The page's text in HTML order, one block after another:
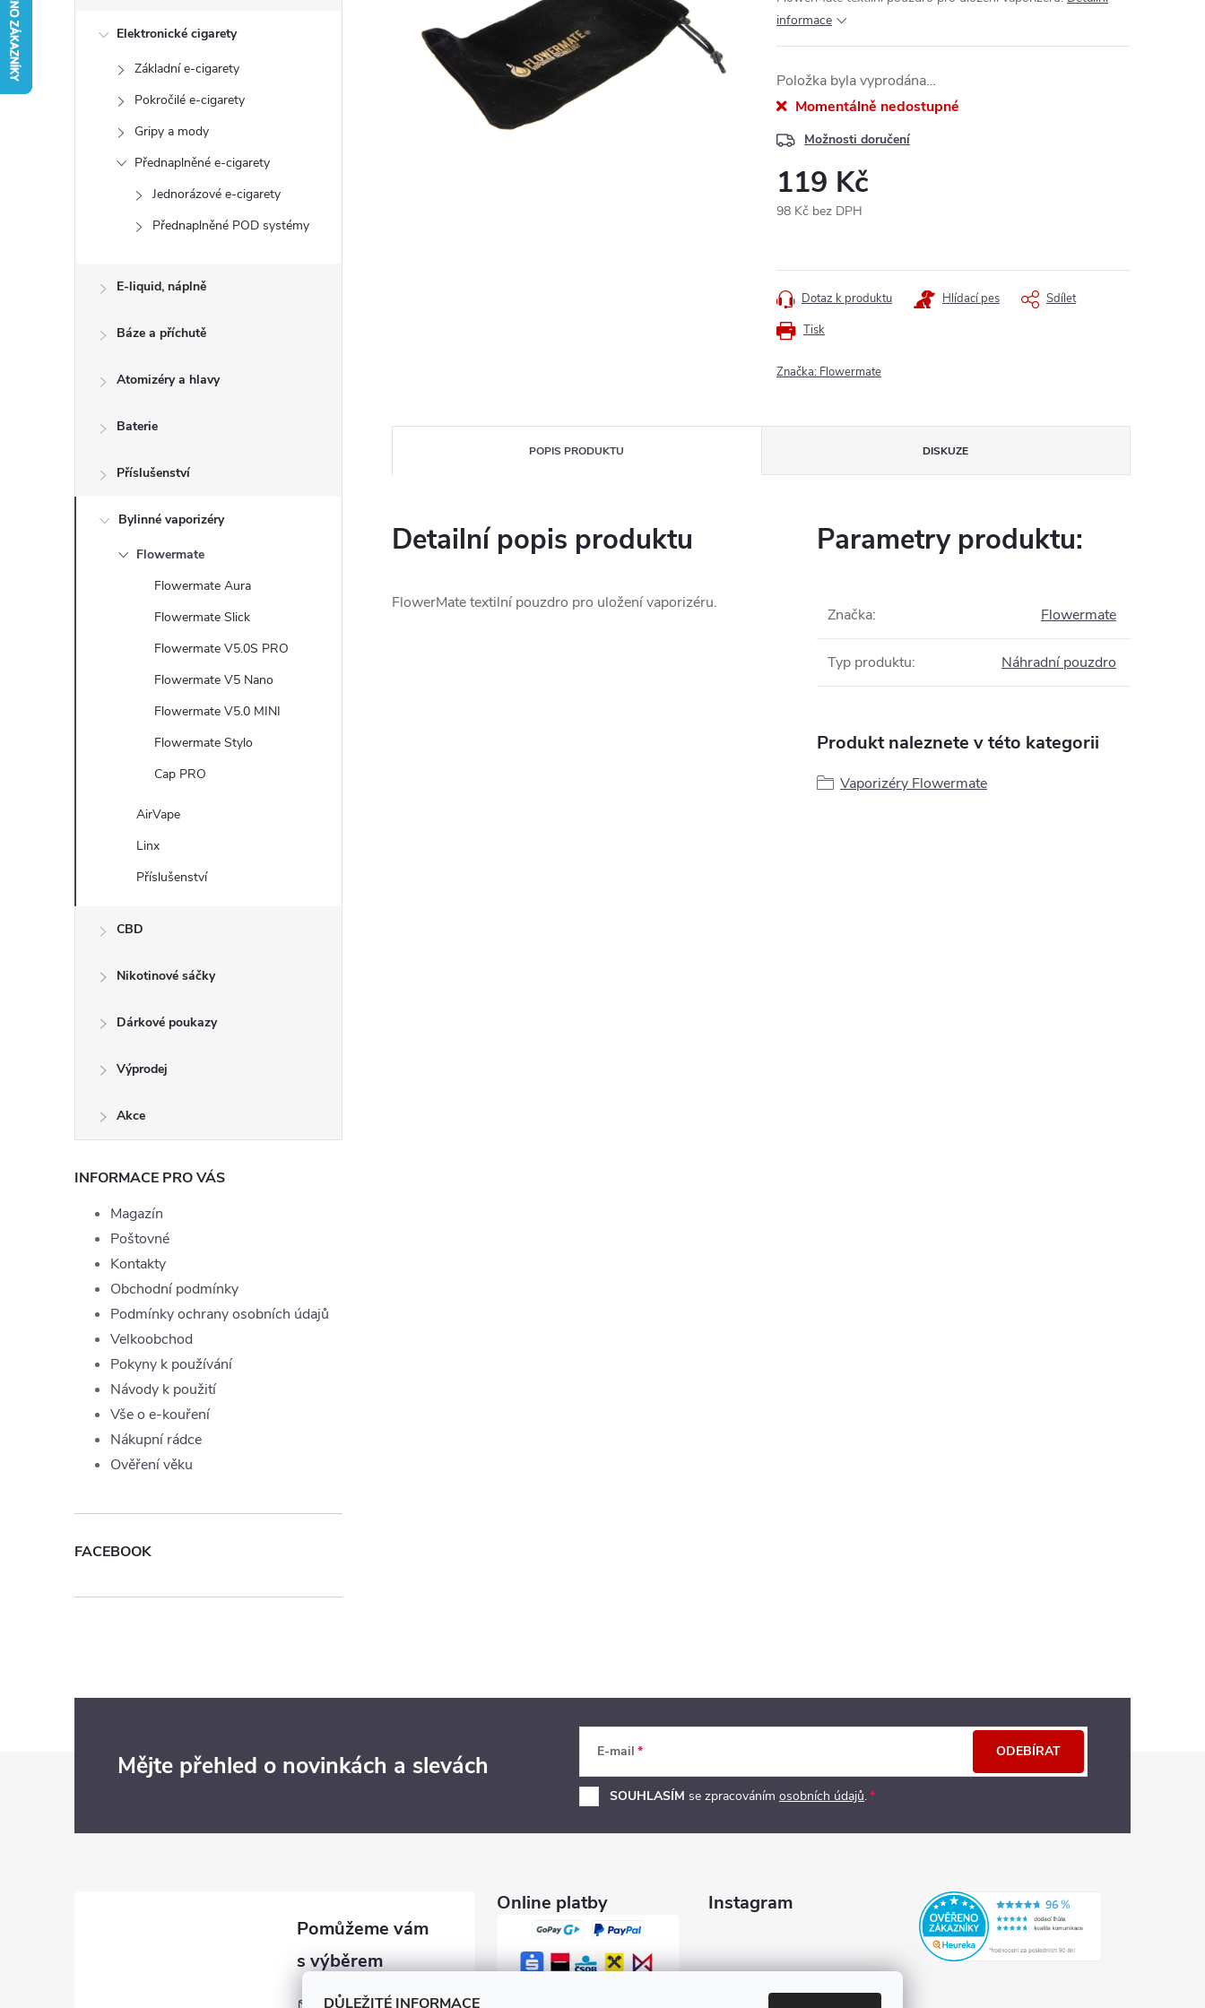
DŮLEŽITÉ INFORMACE
l
Elektronické cigarety
Základní e-cigarety
Pokročilé e-cigarety
Gripy a mody
Přednaplněné e-cigarety
Jednorázové e-cigarety
Přednaplněné POD systémy
E-liquid, náplně
Báze a příchutě
Atomizéry a hlavy
Baterie
Příslušenství
Bylinné vaporizéry
Flowermate
Flowermate Aura
Flowermate Slick
Flowermate V5.0S PRO
Flowermate V5 Nano
Flowermate V5.0 MINI
Flowermate Stylo
Cap PRO
AirVape
Linx
Příslušenství
CBD
Nikotinové sáčky
Dárkové poukazy
Výprodej
Akce
INFORMACE PRO VÁS
Magazín
Poštovné
Kontakty
Obchodní podmínky
Podmínky ochrany osobních údajů
Velkoobchod
Pokyny k používání
Návody k použití
Vše o e-kouření
Nákupní rádce
Ověření věku
FACEBOOK
informace
Položka byla vyprodána…
Momentálně nedostupné
Možnosti doručení
119 Kč
98 Kč bez DPH
Tisk
Dotaz k produktu Hlídací pes Sdílet
Značka: Flowermate
POPIS PRODUKTU DISKUZE
Detailní popis produktu
FlowerMate textilní pouzdro pro uložení vaporizéru.
Parametry produktu:
Značka: Flowermate
Typ produktu: Náhradní pouzdro
Produkt naleznete v této kategorii
Vaporizéry Flowermate
Mějte přehled o novinkách a slevách E-mail
SOUHLASÍM se zpracováním osobních údajů.
ODEBÍRAT
obchod@e-cigarety.c
Online platby Instagram